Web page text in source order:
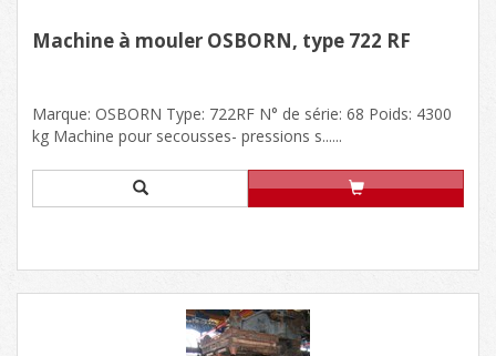
Machine à mouler OSBORN, type 722 RF
Marque: OSBORN Type: 722RF N° de série: 68 Poids: 4300
kg Machine pour secousses- pressions s......